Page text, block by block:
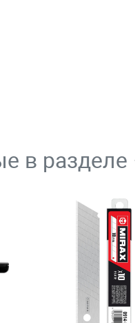
в разделе